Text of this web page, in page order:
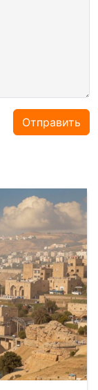
Отправить